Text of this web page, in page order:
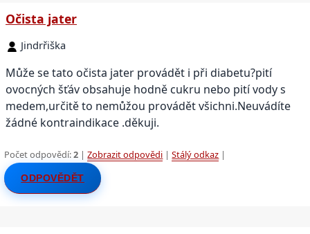
Očista jater
Jindrřiška
Může se tato očista jater provádět i při diabetu?pití
ovocných šťáv obsahuje hodně cukru nebo pití vody s
medem,určitě to nemůžou provádět všichni.Neuvádíte
žádné kontraindikace .děkuji.
Počet odpovědí:2 |Zobrazit odpovědi |Stálý odkaz |
ODPOVĚDĚT